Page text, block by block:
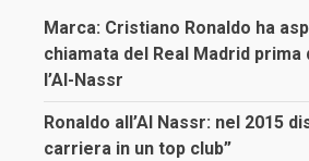
Marca: Cristiano Ronaldo ha
chiamata del Real Madrid
l’Al-Nassr
Ronaldo all’Al Nassr: nel 2015
carriera in un top club”